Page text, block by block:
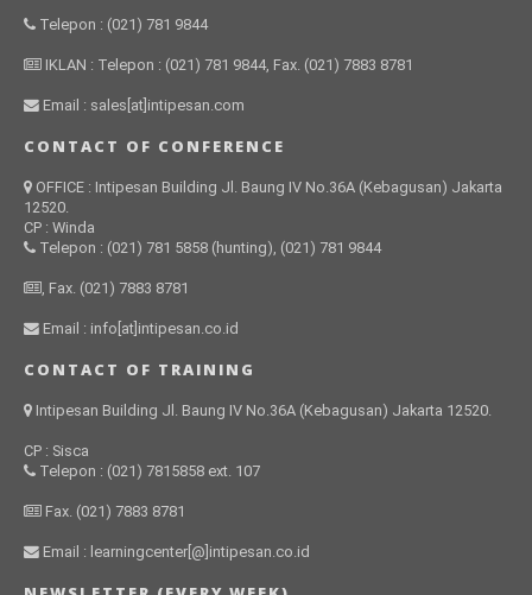
Telepon : (021) 781 9844
IKLAN : Telepon : (021) 781 9844, Fax. (021) 7883 8781
Email : sales[at]intipesan.com
CONTACT OF CONFERENCE
OFFICE : Intipesan Building Jl. Baung IV No.36A (Kebagusan) Jakarta
12520.
CP : Winda
Telepon : (021) 781 5858 (hunting), (021) 781 9844
, Fax. (021) 7883 8781
Email : info[at]intipesan.co.id
CONTACT OF TRAINING
Intipesan Building Jl. Baung IV No.36A (Kebagusan) Jakarta 12520.
CP : Sisca
Telepon : (021) 7815858 ext. 107
Fax. (021) 7883 8781
Email : learningcenter[@]intipesan.co.id